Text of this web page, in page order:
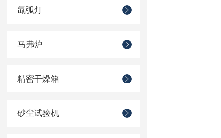
氙弧灯
马弗炉
精密干燥箱
砂尘试验机